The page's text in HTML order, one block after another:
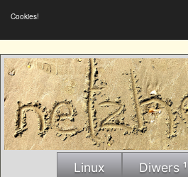
Cookies!
Linux Diwers ¹